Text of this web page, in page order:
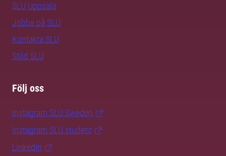
SLU Uppsala
Jobba på SLU
Kontakta SLU
Stöd SLU
Följ oss
Instagram SLU.Sweden
Instagram SLU.student
LinkedIn